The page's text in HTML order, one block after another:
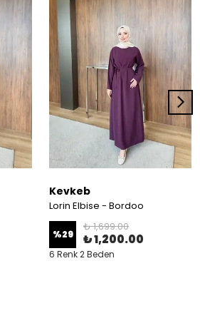
Kevkeb
Lorin Elbise - Bordoo
%29
₺ 1,699.00
₺ 1,200.00
6 Renk 2 Beden